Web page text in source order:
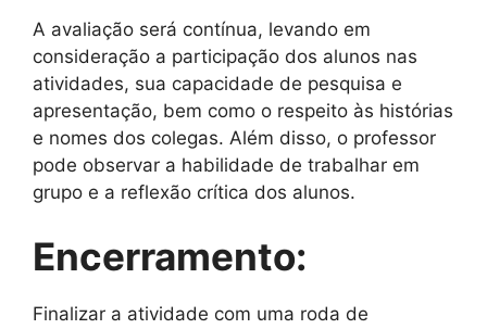
A avaliação será contínua, levando em
consideração a participação dos alunos nas
atividades, sua capacidade de pesquisa e
apresentação, bem como o respeito às histórias
e nomes dos colegas. Além disso, o professor
pode observar a habilidade de trabalhar em
grupo e a reflexão crítica dos alunos.
Encerramento:
Finalizar a atividade com uma roda de